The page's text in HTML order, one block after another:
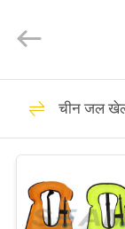
उत्पादों
वीडियो
Marine
Co.,Ltd..
Reserved.
चीन जल